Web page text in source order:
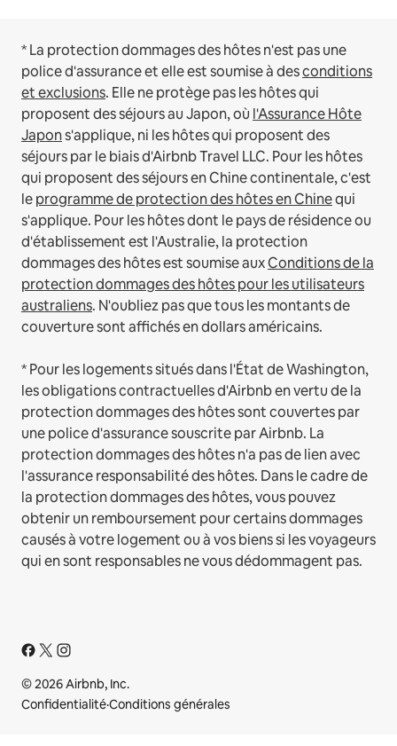
* La protection dommages des hôtes n'est pas une
police d'assurance et elle est soumise à desconditions
et exclusions. Elle ne protège pas les hôtes qui
proposent des séjours au Japon, où l'Assurance Hôte
Japons'applique, ni les hôtes qui proposent des
séjours par le biais d'Airbnb Travel LLC. Pour les hôtes
qui proposent des séjours en Chine continentale, c'est
leprogramme de protection des hôtes en Chinequi
s'applique. Pour les hôtes dont le pays de résidence ou
d'établissement est l'Australie, la protection
dommages des hôtes est soumise auxConditions de la
protection dommages des hôtes pour les utilisateurs
australiens. N'oubliez pas que tous les montants de
couverture sont affichés en dollars américains.
* Pour les logements situés dans l'État de Washington,
les obligations contractuelles d'Airbnb en vertu de la
protection dommages des hôtes sont couvertes par
une police d'assurance souscrite par Airbnb. La
protection dommages des hôtes n'a pas de lien avec
l'assurance responsabilité des hôtes. Dans le cadre de
la protection dommages des hôtes, vous pouvez
obtenir un remboursement pour certains dommages
causés à votre logement ou à vos biens si les voyageurs
qui en sont responsables ne vous dédommagent pas.
© 2026 Airbnb, Inc.
Confidentialité·Conditions générales